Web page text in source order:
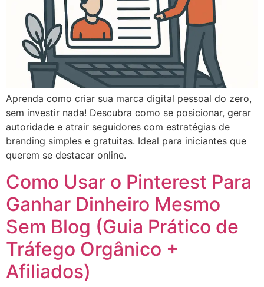
Aprenda como criar sua marca digital pessoal do zero,
sem investir nada! Descubra como se posicionar, gerar
autoridade e atrair seguidores com estratégias de
branding simples e gratuitas. Ideal para iniciantes que
querem se destacar online.
Como Usar o Pinterest Para
Ganhar Dinheiro Mesmo
Sem Blog (Guia Prático de
Tráfego Orgânico +
Afiliados)